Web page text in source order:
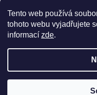
Tento web používá
tohoto webu vyjadřujete
informací zde.
OCHRANA OSOBNÍCH